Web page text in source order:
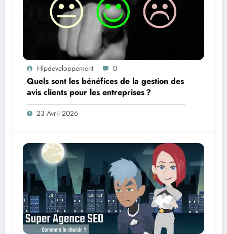
Hlpdeveloppement 0
Quels sont les bénéfices de la gestion des
avis clients pour les entreprises ?
23 Avril 2026